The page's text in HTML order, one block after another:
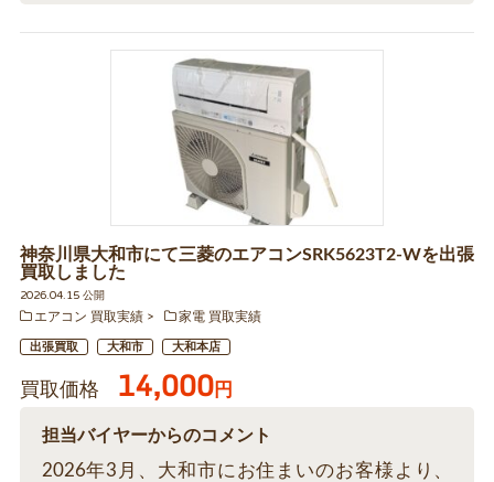
神奈川県大和市にて三菱のエアコンSRK5623T2-Wを出張
買取しました
2026.04.15 公開
エアコン 買取実績
家電 買取実績
出張買取 大和市 大和本店
買取価格 14,000円
担当バイヤーからのコメント
2026年3月、大和市にお住まいのお客様より、